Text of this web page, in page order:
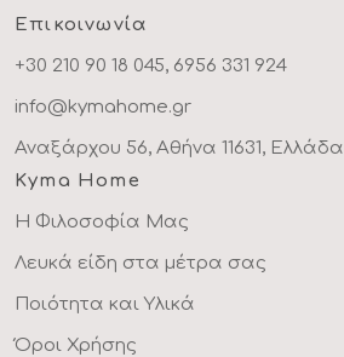
Επικοινωνία
+30 210 90 18 045, 6956 331 924
info@kymahome.gr
Αναξάρχου 56, Αθήνα 11631, Ελλάδα
Kyma Home
Η Φιλοσοφία Μας
Λευκά είδη στα μέτρα σας
Ποιότητα και Υλικά
Όροι Χρήσης